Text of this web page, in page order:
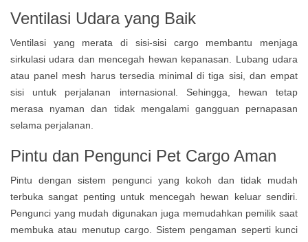
Ventilasi Udara yang Baik
Ventilasi yang merata di sisi-sisi cargo membantu menjaga
sirkulasi udara dan mencegah hewan kepanasan. Lubang udara
atau panel mesh harus tersedia minimal di tiga sisi, dan empat
sisi untuk perjalanan internasional. Sehingga, hewan tetap
merasa nyaman dan tidak mengalami gangguan pernapasan
selama perjalanan.
Pintu dan Pengunci Pet Cargo Aman
Pintu dengan sistem pengunci yang kokoh dan tidak mudah
terbuka sangat penting untuk mencegah hewan keluar sendiri.
Pengunci yang mudah digunakan juga memudahkan pemilik saat
membuka atau menutup cargo. Sistem pengaman seperti kunci